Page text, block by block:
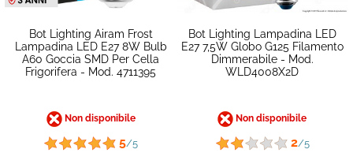
Bot Lighting Airam Frost
Lampadina LED E27 8W Bulb
A60 Goccia SMD Per Cella
Frigorifera - Mod. 4711395
Non disponibile
5/5
Bot Lighting Lampadina LED
E27 7,5W Globo G125 Filamento
Dimmerabile - Mod.
WLD4008X2D
Non disponibile
2/5